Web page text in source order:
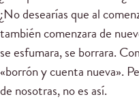
¿No desearías que al
también comenzara de
se esfumara, se borrara.
«borrón y cuenta nueva».
de nosotras, no es así.